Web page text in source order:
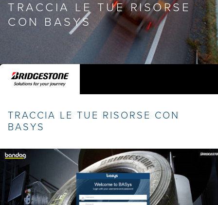
TRACCIA LE TUE RISORSE
CON BASYS
TRACCIA LE TUE RISORSE CON
BASYS